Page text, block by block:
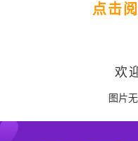
点击
欢
图片